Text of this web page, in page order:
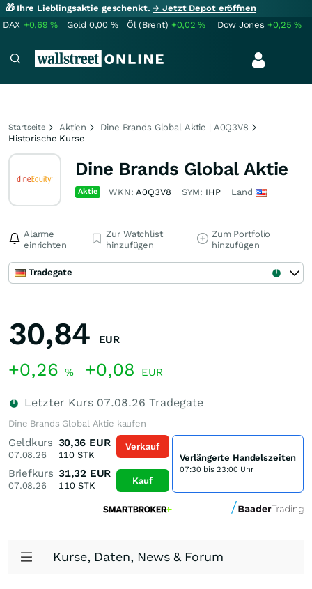
🎁 Ihre Lieblingsaktie geschenkt.→ Jetzt Depot eröffnen
DAX +0,69% Gold 0,00 % Öl (Brent) +0,02% Dow Jones +0,25%
Startseite Aktien
Dine Brands Global Aktie | A0Q3V8
Historische Kurse
Dine Brands Global Aktie
Aktie WKN:A0Q3V8 SYM: IHP Land
Alarme
einrichten
Zur Watchlist
hinzufügen
Zum Portfolio
hinzufügen
Tradegate
30,84 EUR
+0,26 % +0,08 EUR
Letzter Kurs 07.08.26 Tradegate
Dine Brands Global Aktie kaufen
Geldkurs
07.08.26
30,36 EUR
110 STK
Briefkurs
07.08.26
31,32 EUR
110STK
Verkauf
Kauf
Verlängerte Handelszeiten
07:30 bis 23:00 Uhr
Kurse, Daten, News & Forum